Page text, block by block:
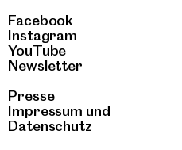
Facebook
Instagram
YouTube
Newsletter
Presse
Impressum und
Datenschutz